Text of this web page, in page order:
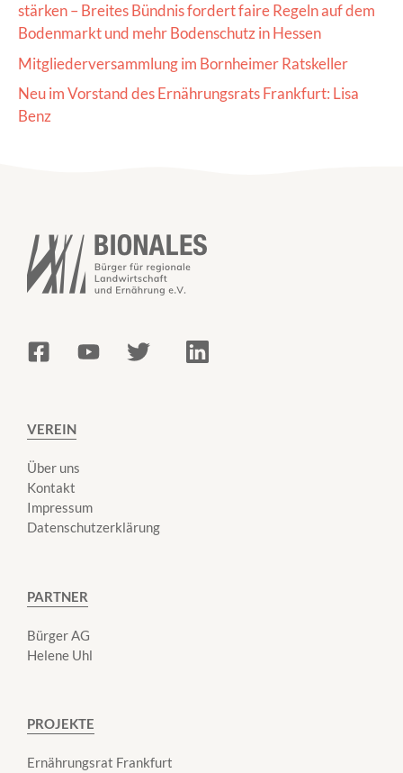
stärken – Breites Bündnis fordert faire Regeln auf dem
Bodenmarkt und mehr Bodenschutz in Hessen
Mitgliederversammlung im Bornheimer Ratskeller
Neu im Vorstand des Ernährungsrats Frankfurt: Lisa
Benz
VEREIN
Über uns
Kontakt
Impressum
Datenschutzerklärung
PARTNER
Bürger AG
Helene Uhl
PROJEKTE
Ernährungsrat Frankfurt